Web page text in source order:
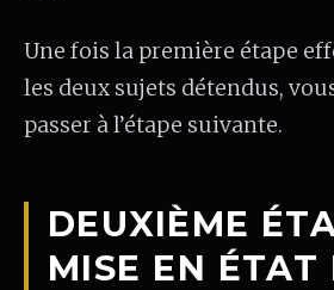
Une fois la première étape
les deux sujets détendus,
passer à l’étape suivante.
DEUXIÈME
MISE EN ÉTAT